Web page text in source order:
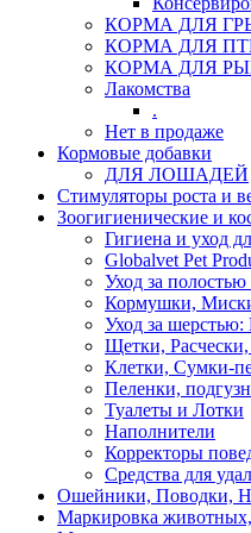
КОРМА ДЛЯ
КОРМА ДЛЯ
КОРМА ДЛЯ
Лакомства
.
Нет в продаже
Кормовые добавки
ДЛЯ ЛОШАДЕЙ
Стимуляторы роста и
Зоогигиенические и
Гигиена и уход
Globalvet Pet
Уход за полостью
Кормушки,
Уход за
Щетки, Расчески,
Клетки, Сумки-
Пеленки,
Туалеты и Лотки
Наполнители
Корректоры
Средства для
Ошейники, Поводки,
Маркировка